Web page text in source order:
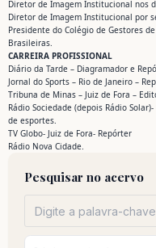
Diretor de Imagem Institucional nos
Diretor de Imagem Institucional por
Presidente do Colégio de Gestores
Brasileiras.
CARREIRA PROFISSIONAL
Diário da Tarde – Diagramador e
Jornal do Sports – Rio de Janeiro –
Tribuna de Minas – Juiz de Fora –
Rádio Sociedade (depois Rádio
de esportes.
TV Globo- Juiz de Fora- Repórter
Rádio Nova Cidade.
Pesquisar no acervo